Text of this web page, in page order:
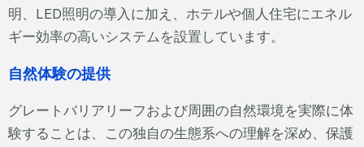
明、LED照明の導入に加え、ホテルや個人住宅にエネル
ギー効率の高いシステムを設置しています。
自然体験の提供
グレートバリアリーフおよび周囲の自然環境を実際に体
験することは、この独自の生態系への理解を深め、保護